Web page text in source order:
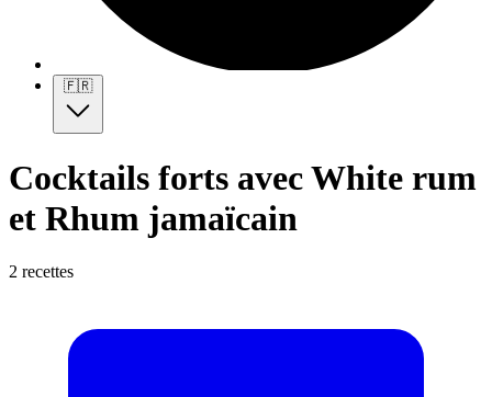
🇫🇷
Cocktails forts avec White rum
et Rhum jamaïcain
2 recettes